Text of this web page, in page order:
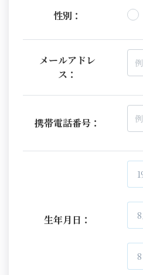
性別：
メールアドレ
ス：
携帯電話番号：
生年月日：